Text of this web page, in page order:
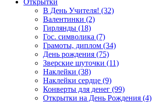
Открытки
В День Учителя! (32)
Валентинки (2)
Гирлянды (18)
Гос. символика (7)
Грамоты, диплом (34)
День рождения (75)
Зверские шуточки (11)
Наклейки (38)
Наклейки сердце (9)
Конверты для денег (99)
Открытки на День Рождения (4)